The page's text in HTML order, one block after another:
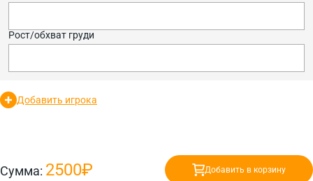
Рост/обхват груди
Добавить игрока
Сумма: 2500₽ Добавить в корзину